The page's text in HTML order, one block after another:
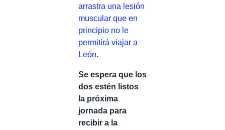
arrastra una lesión
muscular que en
principio no le
permitirá viajar a
León.
Se espera que los
dos estén listos
la próxima
jornada para
recibir a la